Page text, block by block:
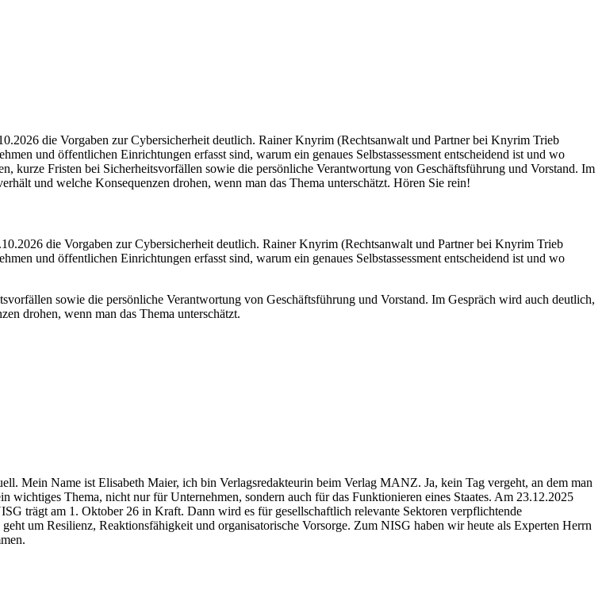
die Vorgaben zur Cybersicherheit deutlich. Rainer Knyrim (Rechtsanwalt und Partner bei Knyrim Trieb
und öffentlichen Einrichtungen erfasst sind, warum ein genaues Selbstassessment entscheidend ist und wo
kurze Fristen bei Sicherheitsvorfällen sowie die persönliche Verantwortung von Geschäftsführung und Vorstand. Im
und welche Konsequenzen drohen, wenn man das Thema unterschätzt. Hören Sie rein!
die Vorgaben zur Cybersicherheit deutlich. Rainer Knyrim (Rechtsanwalt und Partner bei Knyrim Trieb
und öffentlichen Einrichtungen erfasst sind, warum ein genaues Selbstassessment entscheidend ist und wo
sowie die persönliche Verantwortung von Geschäftsführung und Vorstand. Im Gespräch wird auch deutlich,
drohen, wenn man das Thema unterschätzt.
Mein Name ist Elisabeth Maier, ich bin Verlagsredakteurin beim Verlag MANZ. Ja, kein Tag vergeht, an dem man
Thema, nicht nur für Unternehmen, sondern auch für das Funktionieren eines Staates. Am 23.12.2025
trägt am 1. Oktober 26 in Kraft. Dann wird es für gesellschaftlich relevante Sektoren verpflichtende
um Resilienz, Reaktionsfähigkeit und organisatorische Vorsorge. Zum NISG haben wir heute als Experten Herrn